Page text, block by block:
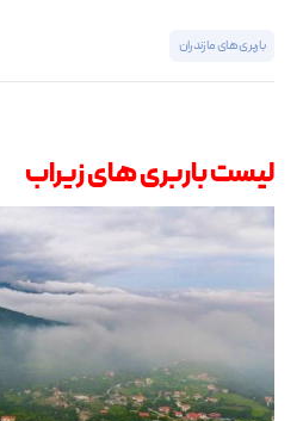
باربری های مازندران
لیست باربری های زیراب